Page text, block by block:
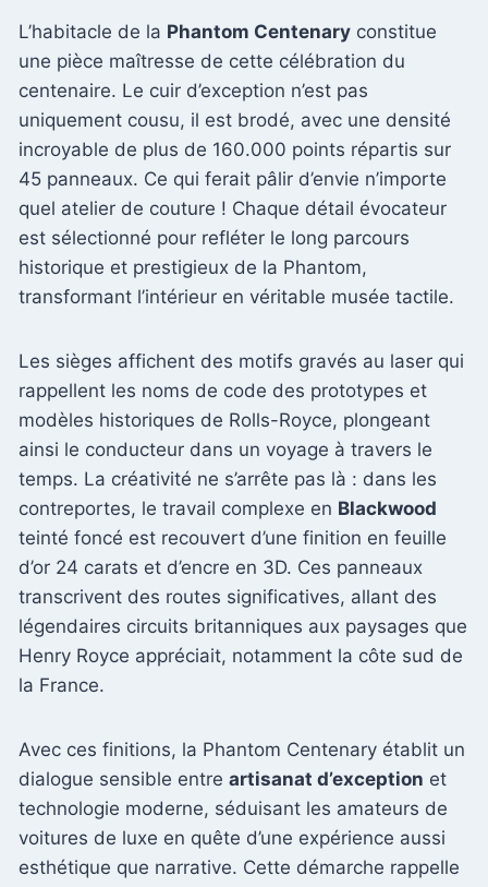
L’habitacle de la Phantom Centenary constitue
une pièce maîtresse de cette célébration du
centenaire. Le cuir d’exception n’est pas
uniquement cousu, il est brodé, avec une densité
incroyable de plus de 160.000 points répartis sur
45 panneaux. Ce qui ferait pâlir d’envie n’importe
quel atelier de couture ! Chaque détail évocateur
est sélectionné pour refléter le long parcours
historique et prestigieux de la Phantom,
transformant l’intérieur en véritable musée tactile.
Les sièges affichent des motifs gravés au laser qui
rappellent les noms de code des prototypes et
modèles historiques de Rolls-Royce, plongeant
ainsi le conducteur dans un voyage à travers le
temps. La créativité ne s’arrête pas là : dans les
contreportes, le travail complexe en Blackwood
teinté foncé est recouvert d’une finition en feuille
d’or 24 carats et d’encre en 3D. Ces panneaux
transcrivent des routes significatives, allant des
légendaires circuits britanniques aux paysages que
Henry Royce appréciait, notamment la côte sud de
la France.
Avec ces finitions, la Phantom Centenary établit un
dialogue sensible entre artisanat d’exception et
technologie moderne, séduisant les amateurs de
voitures de luxe en quête d’une expérience aussi
esthétique que narrative. Cette démarche rappelle